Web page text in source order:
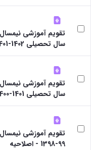
آموزشی
آموزش
های
آزاد
برنامه
زمانی
آموزش
تقویم
آموزشی
تقویم آموزشی
سال تحصیلی 1402-1401
تقویم آموزشی
سال تحصیلی 1401-1400
تقویم آموزشی
99-1398 - اصلاحیه